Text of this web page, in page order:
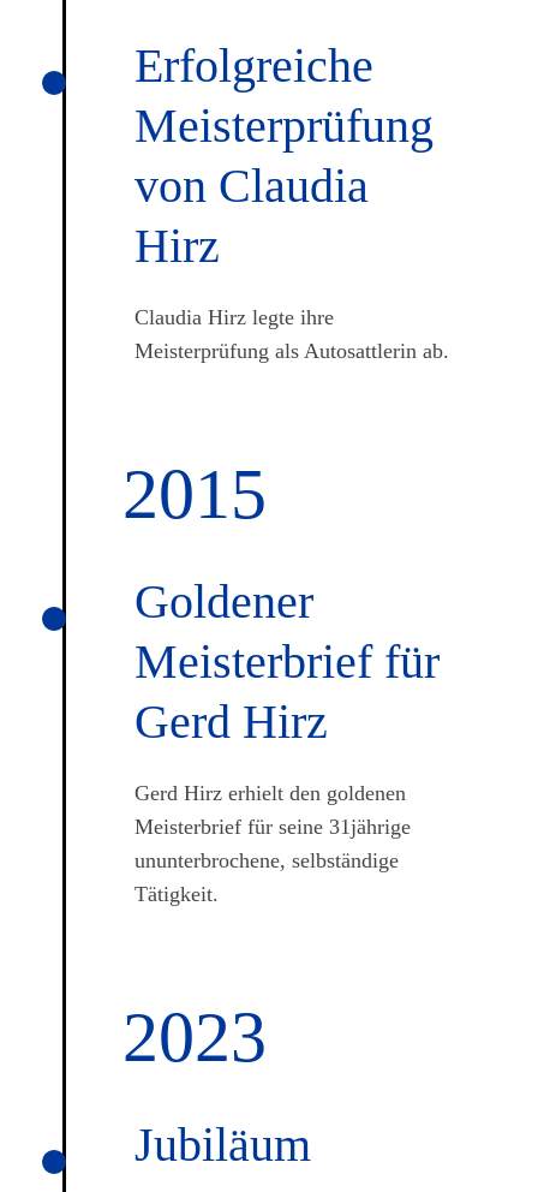
Erfolg­reiche
Meister­prüfung
von Claudia
Hirz
Claudia Hirz legte ihre
Meisterprüfung als Autosattlerin ab.
2015
Goldener
Meister­brief für
Gerd Hirz
Gerd Hirz erhielt den goldenen
Meisterbrief für seine 31jährige
ununterbrochene, selbständige
Tätigkeit.
2023
Jubiläum